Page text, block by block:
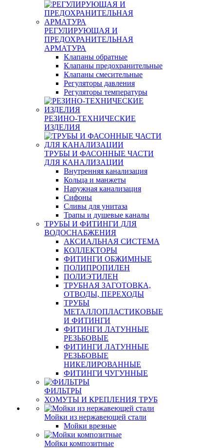
РЕГУЛИРУЮЩАЯ И
ПРЕДОХРАНИТЕЛЬНАЯ
АРМАТУРА
Клапаны обратные
Клапаны предохранительные
Клапаны смесительные
Регуляторы давления
Регуляторы температуры
РЕЗИНО-ТЕХНИЧЕСКИЕ
ИЗДЕЛИЯ
ТРУБЫ И ФАСОННЫЕ ЧАСТИ
ДЛЯ КАНАЛИЗАЦИИ
Внутренняя канализация
Кольца и манжеты
Наружная канализация
Сифоны
Сливы для унитаза
Трапы и душевые каналы
ТРУБЫ И ФИТИНГИ ДЛЯ
ВОДОСНАБЖЕНИЯ
АКСИАЛЬНАЯ СИСТЕМА
КОЛЛЕКТОРЫ
ФИТИНГИ ОБЖИМНЫЕ
ПОЛИПРОПИЛЕН
ПОЛИЭТИЛЕН
ТРУБНАЯ ЗАГОТОВКА,
ОТВОДЫ, ПЕРЕХОДЫ
ТРУБЫ
МЕТАЛЛОПЛАСТИКОВЫЕ
И ФИТИНГИ
ФИТИНГИ ЛАТУННЫЕ
РЕЗЬБОВЫЕ
ФИТИНГИ ЛАТУННЫЕ
РЕЗЬБОВЫЕ
НИКЕЛИРОВАННЫЕ
ФИТИНГИ ЧУГУННЫЕ
ФИЛЬТРЫ
ХОМУТЫ И КРЕПЛЕНИЯ ТРУБ
Мойки из нержавеющей стали
Мойки врезные
Мойки композитные